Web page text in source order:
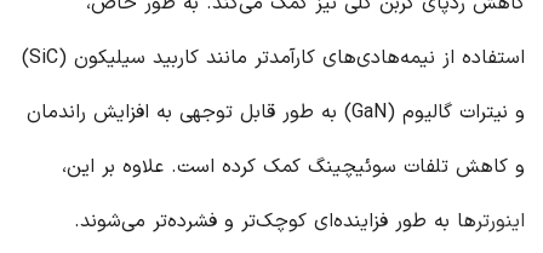
استفاده از نیمه‌هادی‌های کارآمدتر مانند کاربید سیلیکون (SiC)
و نیترات گالیوم (GaN) به طور قابل توجهی به افزایش راندمان
و کاهش تلفات سوئیچینگ کمک کرده است. علاوه بر این،
اینورترها به طور فزاینده‌ای کوچک‌تر و فشرده‌تر می‌شوند.